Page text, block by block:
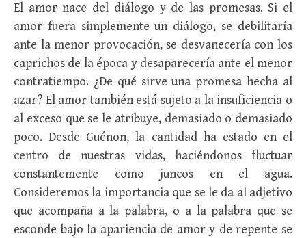
El amor nace del diálogo y de las promesas. Si el
amor fuera simplemente un diálogo, se debilitaría
ante la menor provocación, se desvanecería con los
caprichos de la época y desaparecería ante el menor
contratiempo. ¿De qué sirve una promesa hecha al
azar? El amor también está sujeto a la insuficiencia o
al exceso que se le atribuye, demasiado o demasiado
poco. Desde Guénon, la cantidad ha estado en el
centro de nuestras vidas, haciéndonos fluctuar
constantemente como juncos en el agua.
Consideremos la importancia que se le da al adjetivo
que acompaña a la palabra, o a la palabra que se
esconde bajo la apariencia de amor y de repente se